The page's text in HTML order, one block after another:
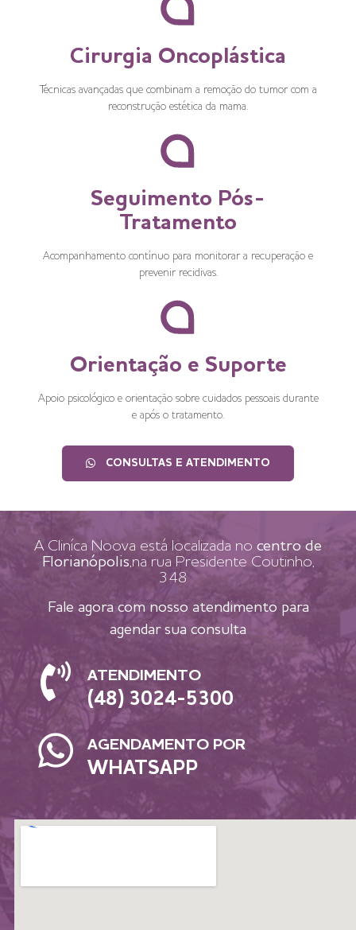
Cirurgia Oncoplástica
Técnicas avançadas que combinam a remoção do tumor com a
reconstrução estética da mama.
Seguimento Pós-
Tratamento
Acompanhamento contínuo para monitorar a recuperação e
prevenir recidivas.
Orientação e Suporte
Apoio psicológico e orientação sobre cuidados pessoais durante
e após o tratamento.
CONSULTAS E ATENDIMENTO
A Cliníca Noova está localizada no centro de
Florianópolis,na rua Presidente Coutinho,
348
Fale agora com nosso atendimento para
agendar sua consulta
ATENDIMENTO
(48) 3024-5300
AGENDAMENTO POR
WHATSAPP